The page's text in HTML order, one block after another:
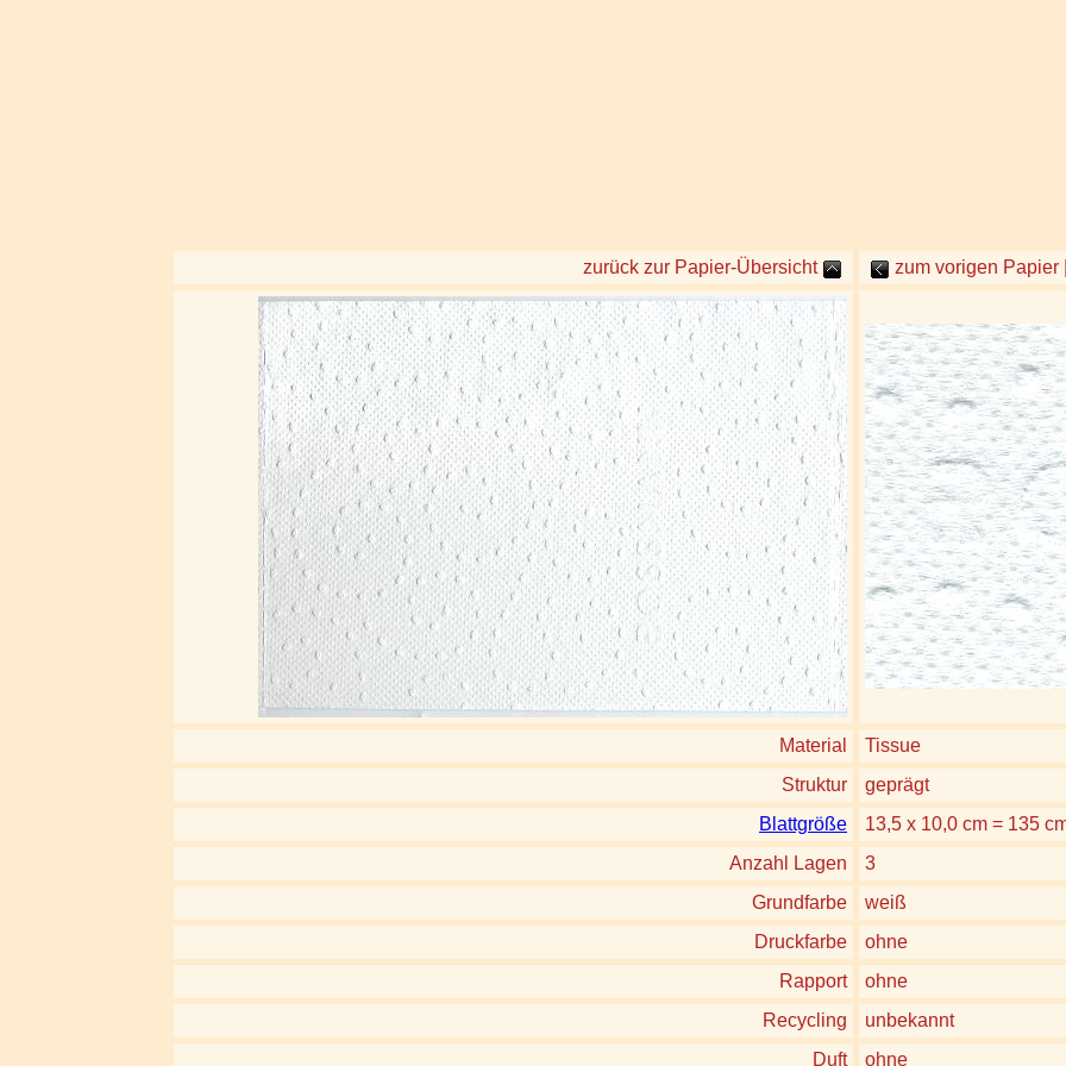
zurück zur Papier-Übersicht zum vorigen Papier
Material
Tissue
Struktur
geprägt
Blattgröße
13,5 x 10,0 cm = 135
Anzahl Lagen
3
Grundfarbe
weiß
Druckfarbe
ohne
Rapport
ohne
Recycling
unbekannt
Duft
ohne